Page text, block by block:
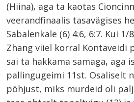
(Hiina), aga ta kaotas
veerandfinaalis tasavägises
Sabalenkale (6) 4:6, 6:7. Kui
Zhang viiel korral Kontaveidi
sai ta hakkama samaga, aga
pallingugeimi 11st. Osaliselt
põhjust, miks murdeid oli